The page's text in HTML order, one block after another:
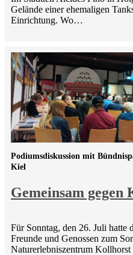
Gelände einer ehemaligen
Einrichtung. Wo…
Gemeinsam
Podiumsdiskussion mit
Kiel
Für Sonntag, den 26. Juli
Freunde und Genossen zum
Naturerlebniszentrum